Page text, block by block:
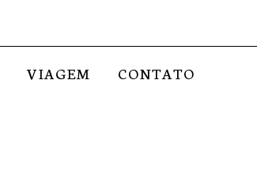
VIAGEM CONTATO